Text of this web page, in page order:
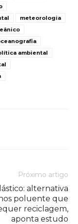
meteorologia
ambiental
Próximo artigo
alternativa
poluente que
reciclagem,
aponta estudo